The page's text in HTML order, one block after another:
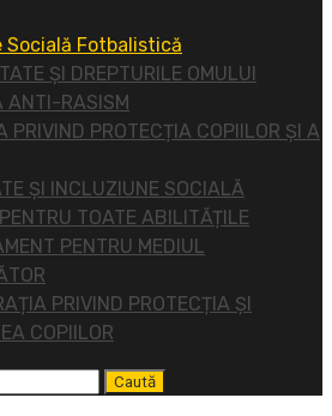
Socială Fotbalistică
ȘI DREPTURILE OMULUI
ANTI-RASISM
PRIVIND PROTECȚIA COPIILOR ȘI A
ȘI INCLUZIUNE SOCIALĂ
TOATE ABILITĂȚILE
PENTRU MEDIUL
PRIVIND PROTECȚIA ȘI
COPIILOR